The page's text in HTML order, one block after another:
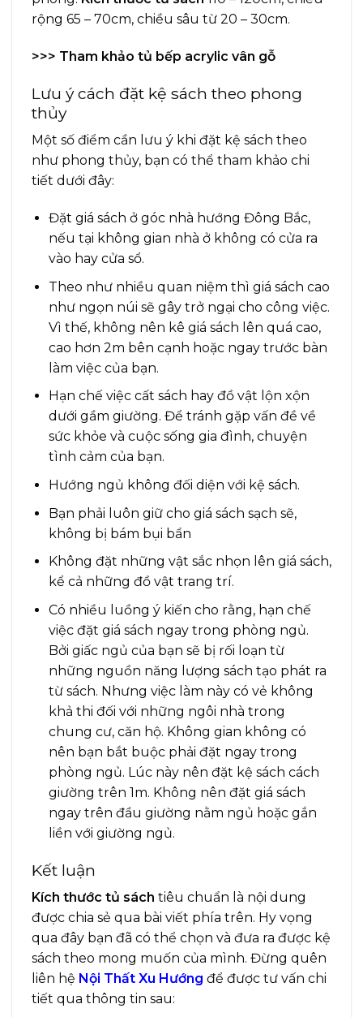
rộng 65 – 70cm, chiều sâu từ 20 – 30cm.
>>> Tham khảo tủ bếp acrylic vân gỗ
Lưu ý cách đặt kệ sách theo phong
thủy
Một số điểm cần lưu ý khi đặt kệ sách theo
như phong thủy, bạn có thể tham khảo chi
tiết dưới đây:
Đặt giá sách ở góc nhà hướng Đông Bắc,
nếu tại không gian nhà ở không có cửa ra
vào hay cửa sổ.
Theo như nhiều quan niệm thì giá sách cao
như ngọn núi sẽ gây trở ngại cho công việc.
Vì thế, không nên kê giá sách lên quá cao,
cao hơn 2m bên cạnh hoặc ngay trước bàn
làm việc của bạn.
Hạn chế việc cất sách hay đồ vật lộn xộn
dưới gầm giường. Để tránh gặp vấn đề về
sức khỏe và cuộc sống gia đình, chuyện
tình cảm của bạn.
Hướng ngủ không đối diện với kệ sách.
Bạn phải luôn giữ cho giá sách sạch sẽ,
không bị bám bụi bẩn
Không đặt những vật sắc nhọn lên giá sách,
kể cả những đồ vật trang trí.
Có nhiều luồng ý kiến cho rằng, hạn chế
việc đặt giá sách ngay trong phòng ngủ.
Bởi giấc ngủ của bạn sẽ bị rối loạn từ
những nguồn năng lượng sách tạo phát ra
từ sách. Nhưng việc làm này có vẻ không
khả thi đối với những ngôi nhà trong
chung cư, căn hộ. Không gian không có
nên bạn bắt buộc phải đặt ngay trong
phòng ngủ. Lúc này nên đặt kệ sách cách
giường trên 1m. Không nên đặt giá sách
ngay trên đầu giường nằm ngủ hoặc gắn
liền với giường ngủ.
Kết luận
Kích thước tủ sách tiêu chuẩn là nội dung
được chia sẻ qua bài viết phía trên. Hy vọng
qua đây bạn đã có thể chọn và đưa ra được kệ
sách theo mong muốn của mình. Đừng quên
liên hệ Nội Thất Xu Hướng để được tư vấn chi
tiết qua thông tin sau: